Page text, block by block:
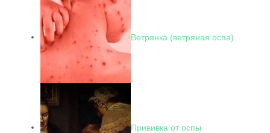
Ветрянка (ветряная оспа)
Прививка от оспы